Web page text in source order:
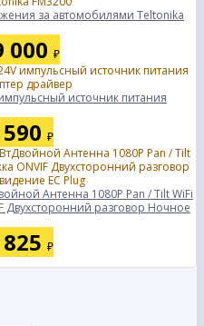
за автомобилями Teltonika
000 ₽
источник питания
₽
Антенна 1080P Pan / Tilt WiFi
Двухсторонний разговор Ночное
₽